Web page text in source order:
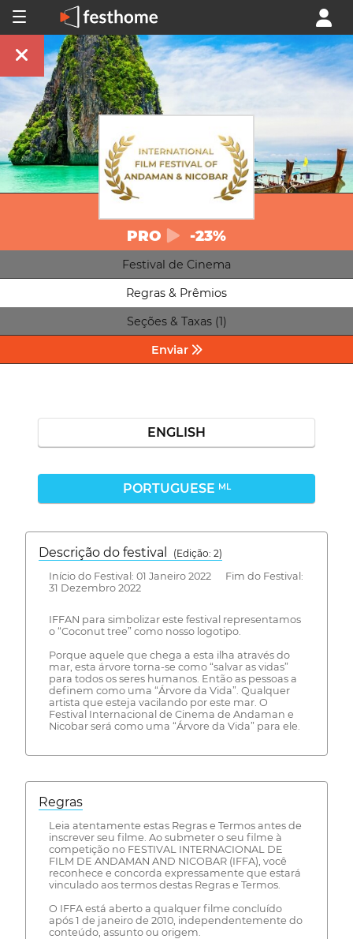
PRO -23%
Festival de Cinema
Regras & Prêmios
Seções & Taxas (1)
Enviar
ENGLISH
PORTUGUESE ML
Descrição do festival
(Edição: 2)
Início do Festival: 01 Janeiro 2022 Fim do Festival:
31 Dezembro 2022
IFFAN para simbolizar este festival representamos
o “Coconut tree” como nosso logotipo.
Porque aquele que chega a esta ilha através do
mar, esta árvore torna-se como “salvar as vidas”
para todos os seres humanos. Então as pessoas a
definem como uma “Árvore da Vida”. Qualquer
artista que esteja vacilando por este mar. O
Festival Internacional de Cinema de Andaman e
Nicobar será como uma “Árvore da Vida” para ele.
Regras
Leia atentamente estas Regras e Termos antes de
inscrever seu filme. Ao submeter o seu filme à
competição no FESTIVAL INTERNACIONAL DE
FILM DE ANDAMAN AND NICOBAR (IFFA), você
reconhece e concorda expressamente que estará
vinculado aos termos destas Regras e Termos.
O IFFA está aberto a qualquer filme concluído
após 1 de janeiro de 2010, independentemente do
conteúdo, assunto ou origem.